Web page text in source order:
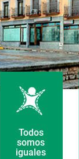
Todos
somos
iguales